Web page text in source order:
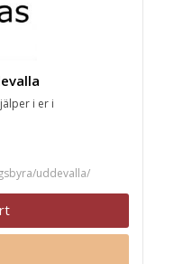
i er i
uddevalla/